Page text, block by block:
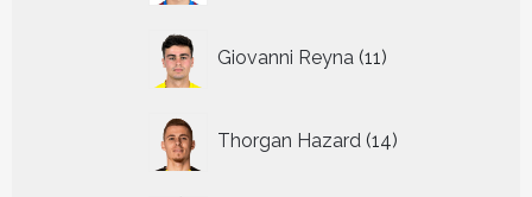
Giovanni Reyna 11
producten
Thorgan Hazard 14
producten